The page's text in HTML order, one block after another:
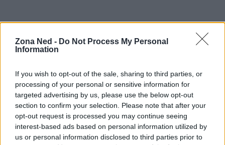
Zona Ned - Do Not Process My Personal
Information
If you wish to opt-out of the sale, sharing to third parties, or
processing of your personal or sensitive information for
targeted advertising by us, please use the below opt-out
section to confirm your selection. Please note that after your
opt-out request is processed you may continue seeing
interest-based ads based on personal information utilized by
us or personal information disclosed to third parties prior to